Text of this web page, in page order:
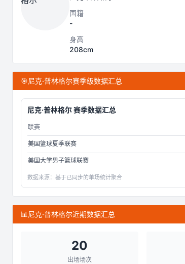
国籍
-
身高
208cm
🎯尼克·普林格尔赛季级数据汇总
尼克·普林格尔赛季数据汇总
联赛
美国篮球夏季联赛
美国大学男子篮球联赛
数据来源： 基于已同步的单场统计聚合
📊 尼克·普林格尔近期数据汇总
20
出场场次